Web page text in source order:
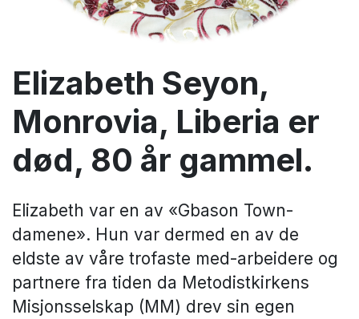
Elizabeth Seyon,
Monrovia, Liberia er
død, 80 år gammel.
Elizabeth var en av «Gbason Town-
damene». Hun var dermed en av de
eldste av våre trofaste med-arbeidere og
partnere fra tiden da Metodistkirkens
Misjonsselskap (MM) drev sin egen